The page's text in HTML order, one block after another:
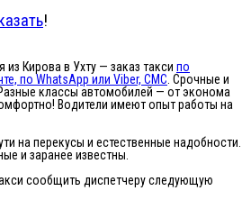
!
Кирова в Ухту — заказ такси по
по WhatsApp или Viber, СМС . Срочные и
классы автомобилей — от эконома
Водители имеют опыт работы на
на перекусы и естественные надобности.
и заранее известны.
сообщить диспетчеру следующую